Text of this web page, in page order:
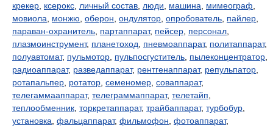
крекер ксерокс личный состав люди машина мимеограф
мовиола
монжю оберон ондулятор опробователь пайлер
параван-охранитель партаппарат, пейсер персонал
плазмоинструмент, планетоход пневмоаппарат, политаппарат,
полуавтомат, пульмотор пульпосгуститель пылеконцентратор
радиоаппарат, разведаппарат, рентгенаппарат, репульпатор
ротапальпер ротатор семеномер соваппарат,
телегаммааппарат, телеграммаппарат, телетайп
теплообменник торкретаппарат, трайбаппарат, турбобур
установка фальцаппарат, фильмофон фотоаппарат,